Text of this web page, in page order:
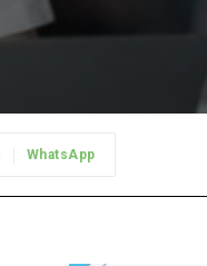
WhatsApp